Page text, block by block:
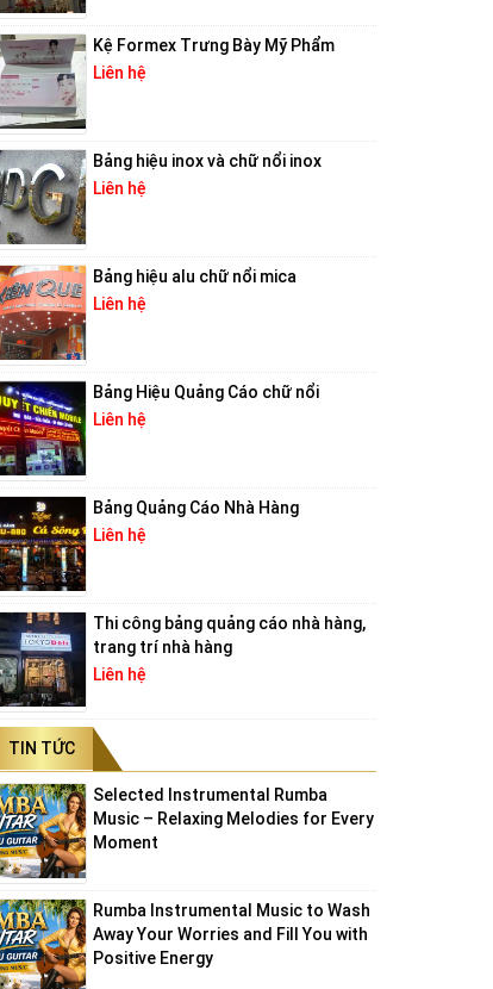
Kệ Formex Trưng Bày Mỹ Phẩm
Liên hệ
Bảng hiệu inox và chữ nổi inox
Liên hệ
Bảng hiệu alu chữ nổi mica
Liên hệ
Bảng Hiệu Quảng Cáo chữ nổi
Liên hệ
Bảng Quảng Cáo Nhà Hàng
Liên hệ
Thi công bảng quảng cáo nhà hàng,
trang trí nhà hàng
Liên hệ
TIN TỨC
Selected Instrumental Rumba
Music – Relaxing Melodies for Every
Moment
Rumba Instrumental Music to Wash
Away Your Worries and Fill You with
Positive Energy